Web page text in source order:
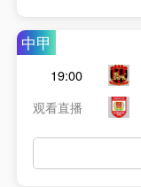
中甲
19:00
观看直播